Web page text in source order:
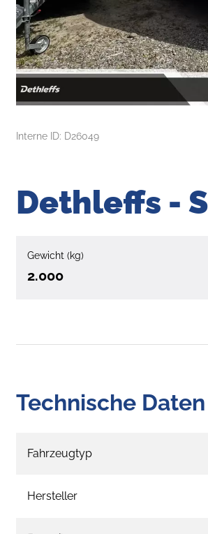
Interne ID: D26049
Dethleffs -
Gewicht (kg)
2.000
Technische Daten
Fahrzeugtyp
Hersteller